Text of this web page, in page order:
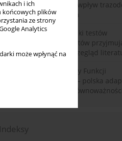
i ich
końcowych plików
ze strony
Analytics
może wpłynąć na
bezsenności – wpływ
leków nasennych na sen
Fałszywie dodatnie wyniki testów
narkotykowych u pacjentów
psychotropowe – przegląd
Montrealska Skala Oceny Funkcji
Poznawczych MoCA 7.2.– polska
metody i badania nad
Indeksy